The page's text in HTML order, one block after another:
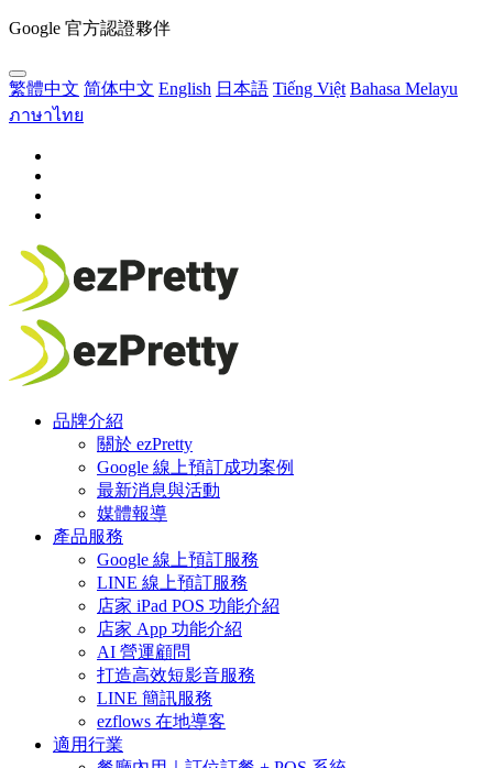
Google 官方認證夥伴
繁體中文 简体中文 English 日本語 Tiếng Việt Bahasa Melayu
ภาษาไทย
品牌介紹
關於 ezPretty
Google 線上預訂成功案例
最新消息與活動
媒體報導
產品服務
Google 線上預訂服務
LINE 線上預訂服務
店家 iPad POS 功能介紹
店家 App 功能介紹
AI 營運顧問
打造高效短影音服務
LINE 簡訊服務
ezflows 在地導客
適用行業